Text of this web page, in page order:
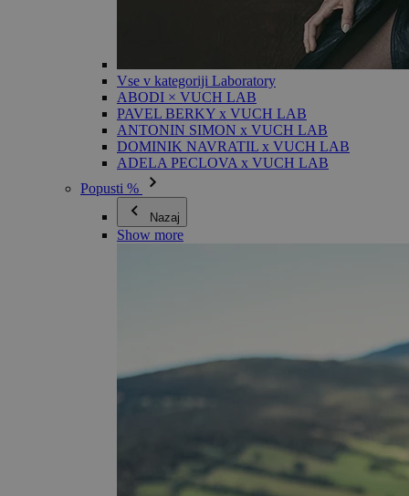
Vse v kategoriji Laboratory
ABODI × VUCH LAB
PAVEL BERKY x VUCH LAB
ANTONIN SIMON x VUCH LAB
DOMINIK NAVRATIL x VUCH LAB
ADELA PECLOVA x VUCH LAB
Popusti %
Nazaj
Show more